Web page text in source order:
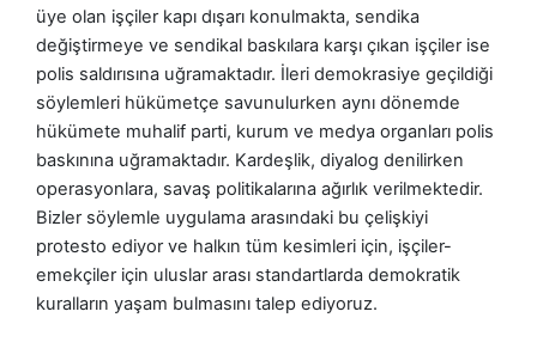
üye olan işçiler kapı dışarı konulmakta, sendika
değiştirmeye ve sendikal baskılara karşı çıkan işçiler ise
polis saldırısına uğramaktadır. İleri demokrasiye geçildiği
söylemleri hükümetçe savunulurken aynı dönemde
hükümete muhalif parti, kurum ve medya organları polis
baskınına uğramaktadır. Kardeşlik, diyalog denilirken
operasyonlara, savaş politikalarına ağırlık verilmektedir.
Bizler söylemle uygulama arasındaki bu çelişkiyi
protesto ediyor ve halkın tüm kesimleri için, işçiler-
emekçiler için uluslar arası standartlarda demokratik
kuralların yaşam bulmasını talep ediyoruz.